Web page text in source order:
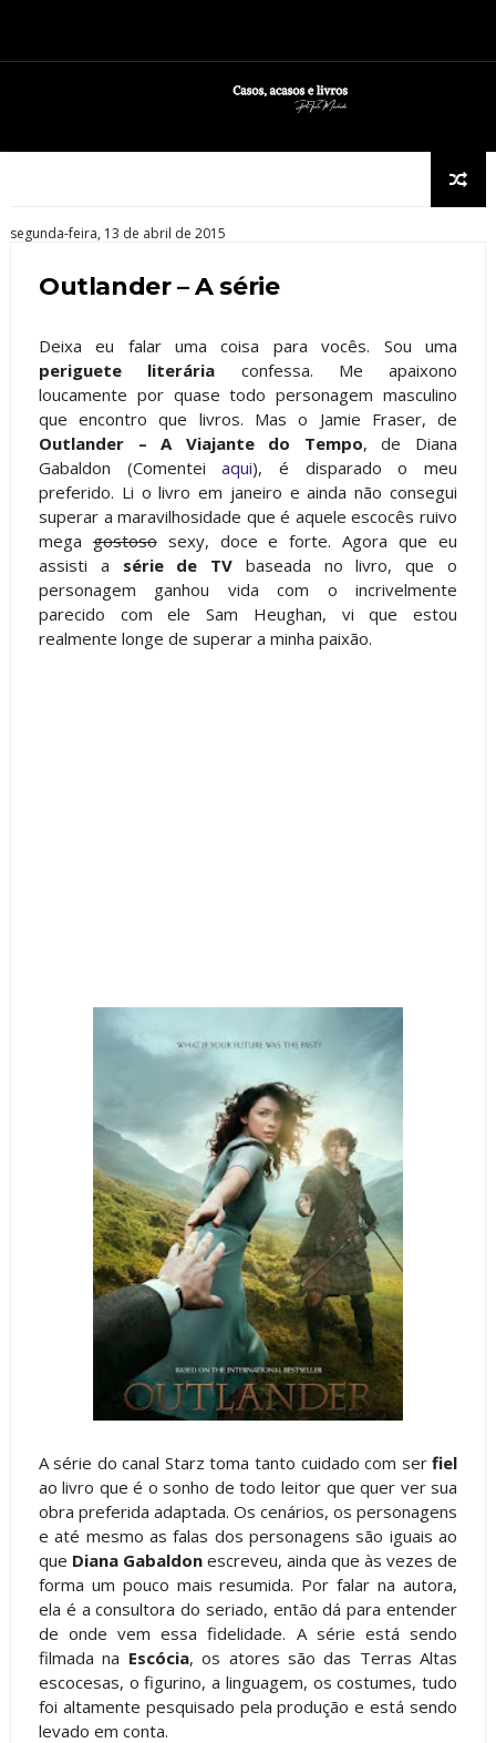
segunda-feira, 13 de abril de 2015
Outlander – A série
Deixa eu falar uma coisa para vocês. Sou uma
periguete literária confessa. Me apaixono
loucamente por quase todo personagem masculino
que encontro que livros. Mas o Jamie Fraser, de
Outlander – A Viajante do Tempo, de Diana
Gabaldon (Comenteiaqui), é disparado o meu
preferido. Li o livro em janeiro e ainda não consegui
superar a maravilhosidade que é aquele escocês ruivo
megagostososexy, doce e forte. Agora que eu
assisti a série de TV baseada no livro, que o
personagem ganhou vida com o incrivelmente
parecido com ele Sam Heughan, vi que estou
realmente longe de superar a minha paixão.
A série do canal Starz toma tanto cuidado com serfiel
ao livro que é o sonho de todo leitor que quer ver sua
obra preferida adaptada. Os cenários, os personagens
e até mesmo as falas dos personagens são iguais ao
que Diana Gabaldonescreveu, ainda que às vezes de
forma um pouco mais resumida. Por falar na autora,
ela é a consultora do seriado, então dá para entender
de onde vem essa fidelidade. A série está sendo
filmada na Escócia, os atores são das Terras Altas
escocesas, o figurino, a linguagem, os costumes, tudo
foi altamente pesquisado pela produção e está sendo
levado em conta.